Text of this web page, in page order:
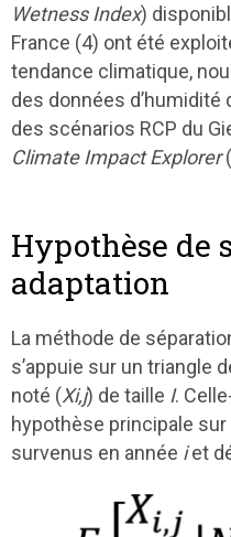
Wetness Index)
France (4) ont été
tendance climatique,
des données
des scénarios RCP du
Climate Impact Explorer
Hypothèse de
adaptation
La méthode de
s’appuie sur un triangle
noté (Xi,j) de taille I.
hypothèse principale
survenus en année iet